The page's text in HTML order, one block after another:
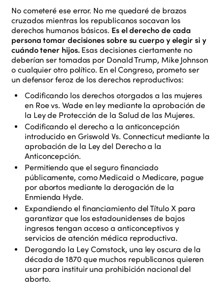
No cometeré ese error. No me quedaré de brazos
cruzados mientras los republicanos socavan los
derechos humanos básicos. Es el derecho de cada
persona tomar decisiones sobre su cuerpo y elegir si y
cuándo tener hijos.Esas decisiones ciertamente no
deberían ser tomadas por Donald Trump, Mike Johnson
o cualquier otro político. En el Congreso, prometo ser
un defensor feroz de los derechos reproductivos:
Codificando los derechos otorgados a las mujeres
en Roe vs. Wadeen ley mediante la aprobación de
la Ley de Protección de la Salud de las Mujeres.
Codificando el derecho a la anticoncepción
introducido en Griswold Vs. Connecticutmediante la
aprobación de la Ley del Derecho a la
Anticoncepción.
Permitiendo que el seguro financiado
públicamente, como Medicaid o Medicare, pague
por abortos mediante la derogación de la
Enmienda Hyde.
Expandiendo el financiamiento del Título X para
garantizar que los estadounidenses de bajos
ingresos tengan acceso a anticonceptivos y
servicios de atención médica reproductiva.
Derogando la Ley Comstock, una ley oscura de la
década de 1870 que muchos republicanos quieren
usar para instituir una prohibición nacional del
aborto.